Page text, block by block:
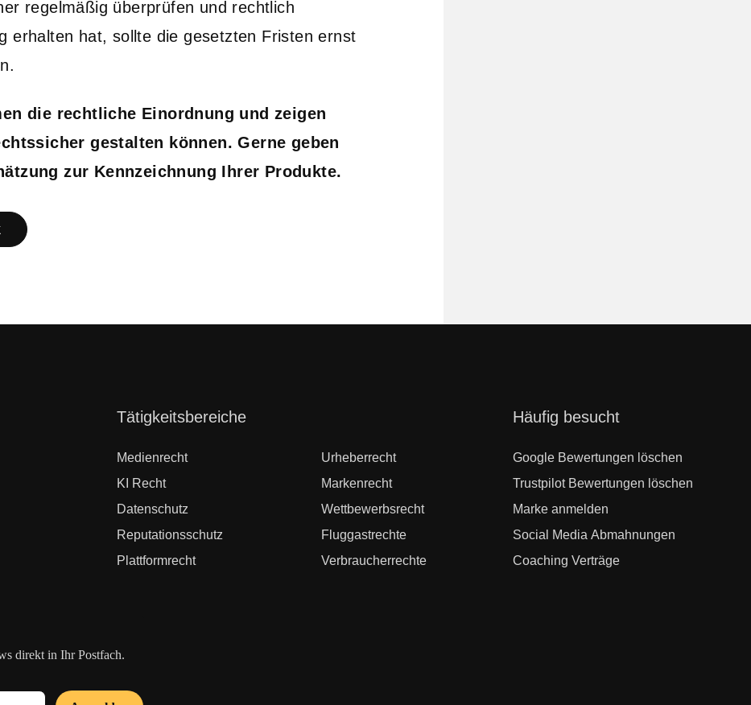
regelmäßig überprüfen und rechtlich
erhalten hat, sollte die gesetzten Fristen ernst
die rechtliche Einordnung und zeigen
gestalten können. Gerne geben
zur Kennzeichnung Ihrer Produkte.
Navigation
Tätigkeitsbereiche
Medienrecht
KI Recht
Datenschutz
Reputationsschutz
Plattformrecht
Urheberrecht
Markenrecht
Wettbewerbsrecht
Fluggastrechte
Verbraucherrechte
Navigation
Häufig besucht
Google Bewertungen löschen
Trustpilot Bewertungen löschen
Marke anmelden
Social Media Abmahnungen
Coaching Verträge
direkt in Ihr Postfach.